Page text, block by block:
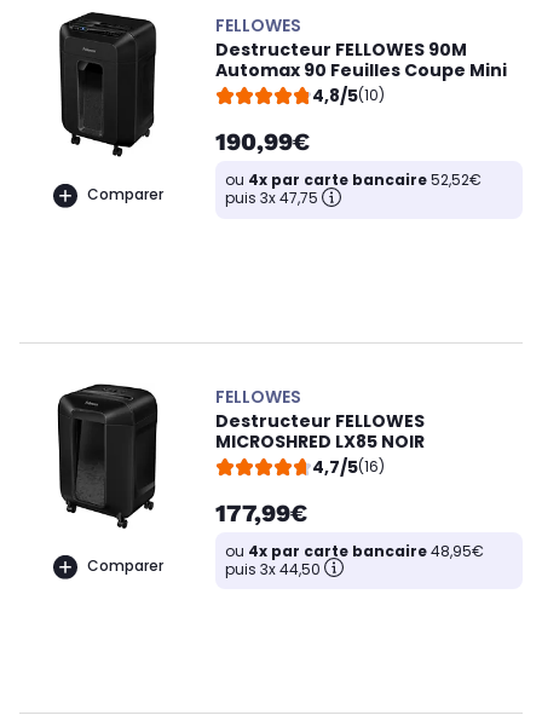
Comparer
FELLOWES
Destructeur FELLOWES 90M
Automax 90 Feuilles Coupe Mini
4,8/5(10)
190,99€
ou 4x par carte bancaire52,52€
puis 3x 47,75
Comparer
FELLOWES
Destructeur FELLOWES
MICROSHRED LX85 NOIR
4,7/5(16)
177,99€
ou 4x par carte bancaire48,95€
puis 3x 44,50